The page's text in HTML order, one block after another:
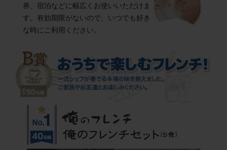
券、宿泊などに幅広くお使いいただけま
す。有効期限がないので、いつでも好き
な時にご利用ください。